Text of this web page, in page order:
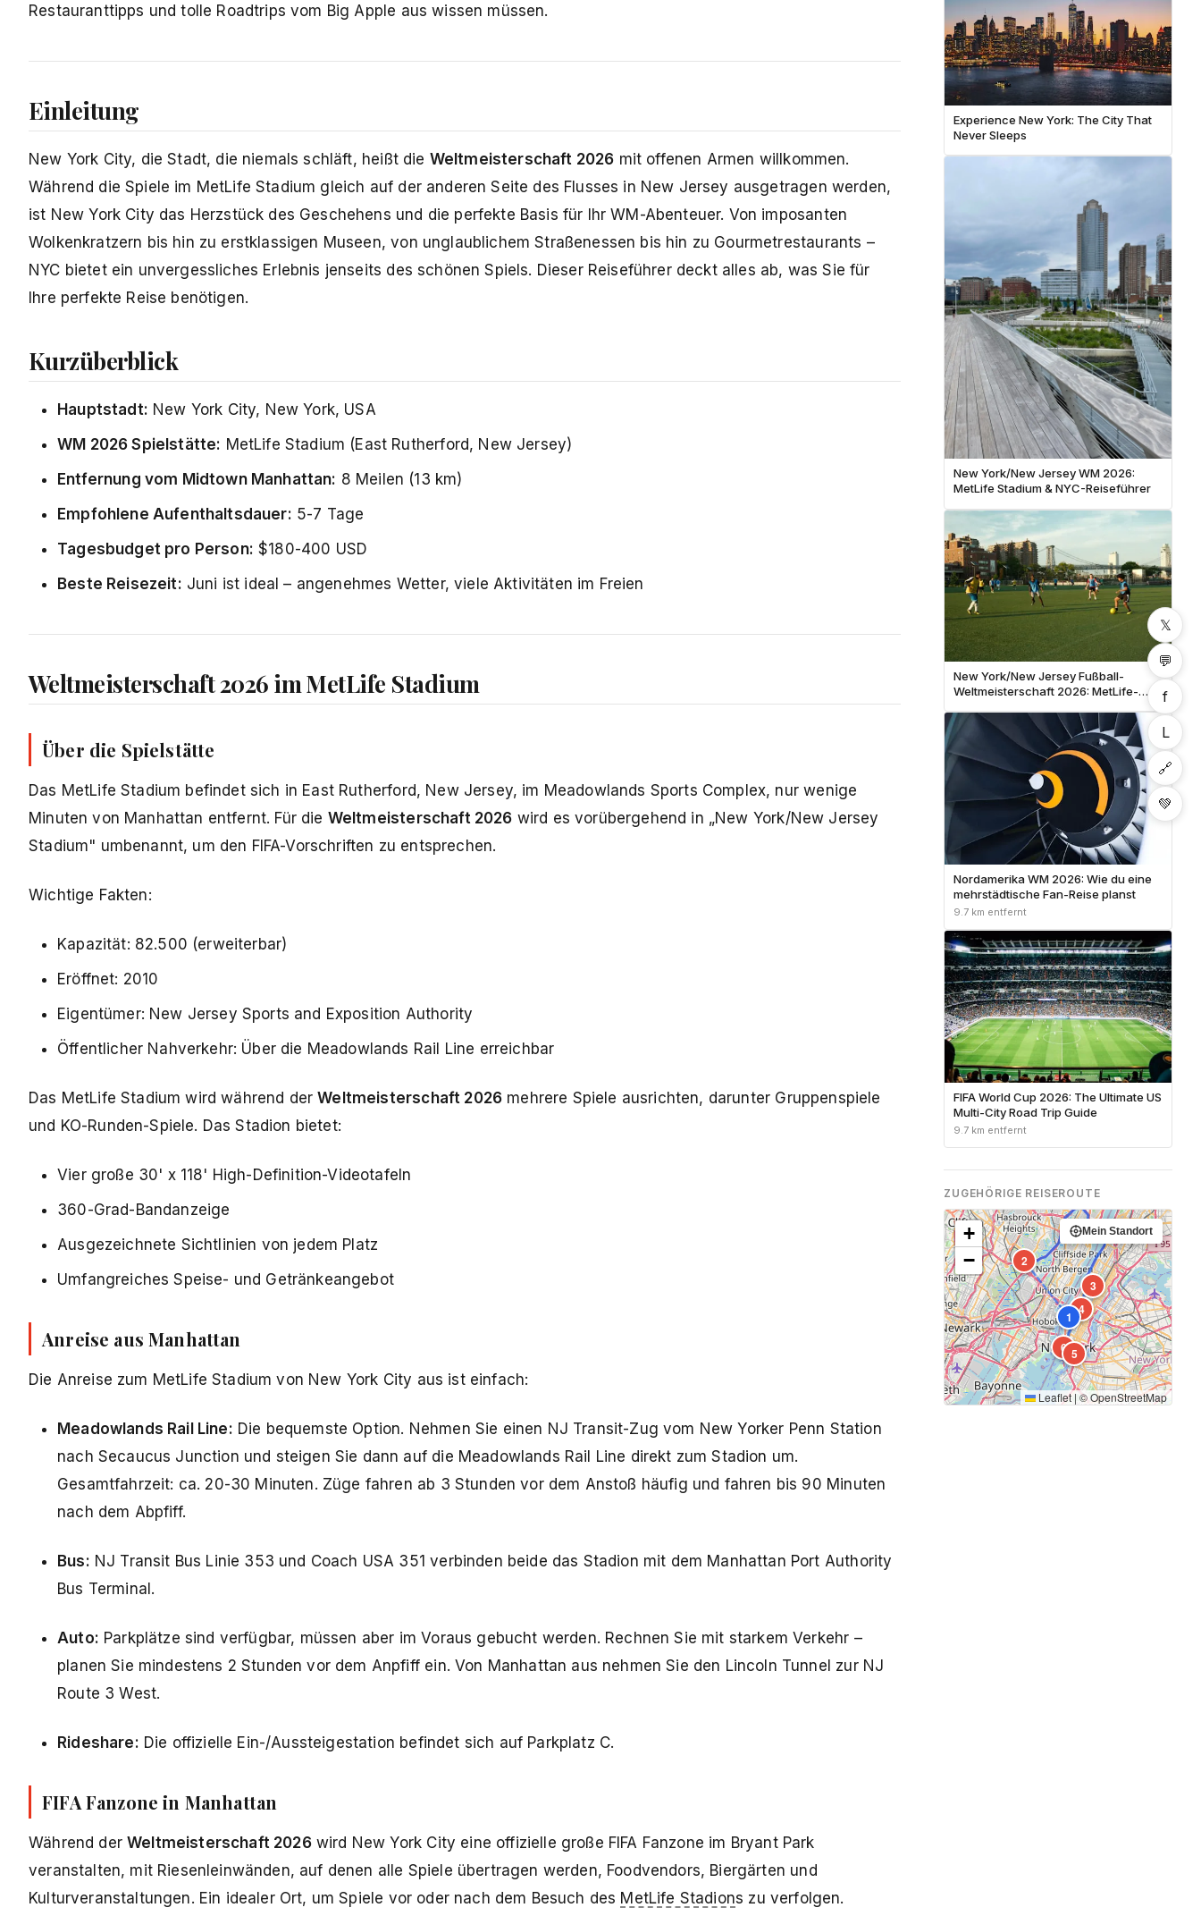
Restauranttipps und tolle Roadtrips vom Big Apple aus wissen müssen.
Einleitung
New York City, die Stadt, die niemals schläft, heißt die Weltmeisterschaft 2026 mit offenen Armen willkommen.
Während die Spiele im MetLife Stadium gleich auf der anderen Seite des Flusses in New Jersey ausgetragen werden,
ist New York City das Herzstück des Geschehens und die perfekte Basis für Ihr WM-Abenteuer. Von imposanten
Wolkenkratzern bis hin zu erstklassigen Museen, von unglaublichem Straßenessen bis hin zu Gourmetrestaurants –
NYC bietet ein unvergessliches Erlebnis jenseits des schönen Spiels. Dieser Reiseführer deckt alles ab, was Sie für
Ihre perfekte Reise benötigen.
Kurzüberblick
Hauptstadt: New York City, New York, USA
WM 2026 Spielstätte: MetLife Stadium (East Rutherford, New Jersey)
Entfernung vom Midtown Manhattan: 8 Meilen (13 km)
Empfohlene Aufenthaltsdauer: 5-7 Tage
Tagesbudget pro Person: $180-400 USD
Beste Reisezeit: Juni ist ideal – angenehmes Wetter, viele Aktivitäten im Freien
Weltmeisterschaft 2026 im MetLife Stadium
Über die Spielstätte
Das MetLife Stadium befindet sich in East Rutherford, New Jersey, im Meadowlands Sports Complex, nur wenige
Minuten von Manhattan entfernt. Für die Weltmeisterschaft 2026 wird es vorübergehend in „New York/New Jersey
Stadium" umbenannt, um den FIFA-Vorschriften zu entsprechen.
Wichtige Fakten:
Kapazität: 82.500 (erweiterbar)
Eröffnet: 2010
Eigentümer: New Jersey Sports and Exposition Authority
Öffentlicher Nahverkehr: Über die Meadowlands Rail Line erreichbar
Das MetLife Stadium wird während derWeltmeisterschaft 2026 mehrere Spiele ausrichten, darunter Gruppenspiele
und KO-Runden-Spiele. Das Stadion bietet:
Vier große 30' x 118' High-Definition-Videotafeln
360-Grad-Bandanzeige
Ausgezeichnete Sichtlinien von jedem Platz
Umfangreiches Speise- und Getränkeangebot
Anreise aus Manhattan
Die Anreise zum MetLife Stadium von New York City aus ist einfach:
Meadowlands Rail Line: Die bequemste Option. Nehmen Sie einen NJ Transit-Zug vom New Yorker Penn Station
nach Secaucus Junction und steigen Sie dann auf die Meadowlands Rail Line direkt zum Stadion um.
Gesamtfahrzeit: ca. 20-30 Minuten. Züge fahren ab 3 Stunden vor dem Anstoß häufig und fahren bis 90 Minuten
nach dem Abpfiff.
Bus: NJ Transit Bus Linie 353 und Coach USA 351 verbinden beide das Stadion mit dem Manhattan Port Authority
Bus Terminal.
Auto: Parkplätze sind verfügbar, müssen aber im Voraus gebucht werden. Rechnen Sie mit starkem Verkehr –
planen Sie mindestens 2 Stunden vor dem Anpfiff ein. Von Manhattan aus nehmen Sie den Lincoln Tunnel zur NJ
Route 3 West.
Rideshare: Die offizielle Ein-/Aussteigestation befindet sich auf Parkplatz C.
FIFA Fanzone in Manhattan
Während derWeltmeisterschaft 2026wird New York City eine offizielle große FIFA Fanzone im Bryant Park
veranstalten, mit Riesenleinwänden, auf denen alle Spiele übertragen werden, Foodvendors, Biergärten und
Kulturveranstaltungen. Ein idealer Ort, um Spiele vor oder nach dem Besuch des MetLife Stadions zu verfolgen.
Experience New York: The City That
Never Sleeps
New York/New Jersey WM 2026:
MetLife Stadium & NYC-Reiseführer
New York/New Jersey Fußball-
Weltmeisterschaft 2026: MetLife-
NYC-Fanführer
Nordamerika WM 2026: Wie du eine
mehrstädtische Fan-Reise planst
9.7 km entfernt
FIFA World Cup 2026: The Ultimate US
Multi-City Road Trip Guide
9.7 km entfernt
ZUGEHÖRIGE REISEROUTE
1
2
3
4
5
6
+
−
Mein Standort
Leaflet | ©OpenStreetMap
𝕏
💬
f
L
🔗
💚